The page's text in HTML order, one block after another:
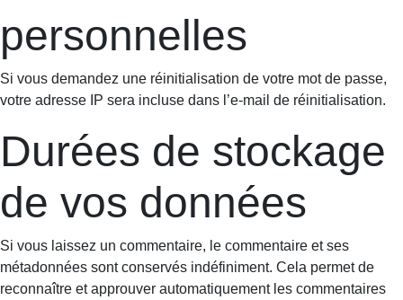
personnelles
Si vous demandez une réinitialisation de votre mot de passe,
votre adresse IP sera incluse dans l’e-mail de réinitialisation.
Durées de stockage
de vos données
Si vous laissez un commentaire, le commentaire et ses
métadonnées sont conservés indéfiniment. Cela permet de
reconnaître et approuver automatiquement les commentaires